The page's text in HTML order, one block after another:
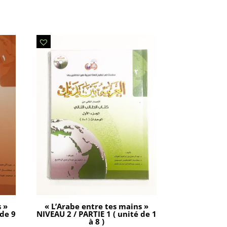
»
9
« L’Arabe entre tes mains »
NIVEAU 2 / PARTIE 1 ( unité de 1
à 8 )